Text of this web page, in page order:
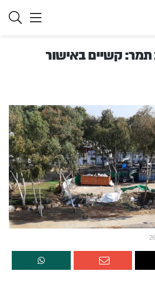
קשיים באישור